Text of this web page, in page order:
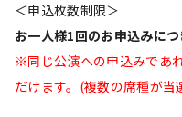
＜申込枚数制限＞
お一人様1回のお申込みに
※同じ公演への申込みであ
だけます。(複数の席種が